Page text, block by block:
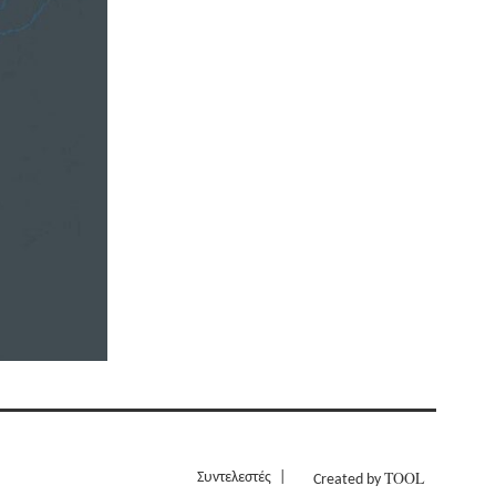
Συντελεστές Created byTOOL